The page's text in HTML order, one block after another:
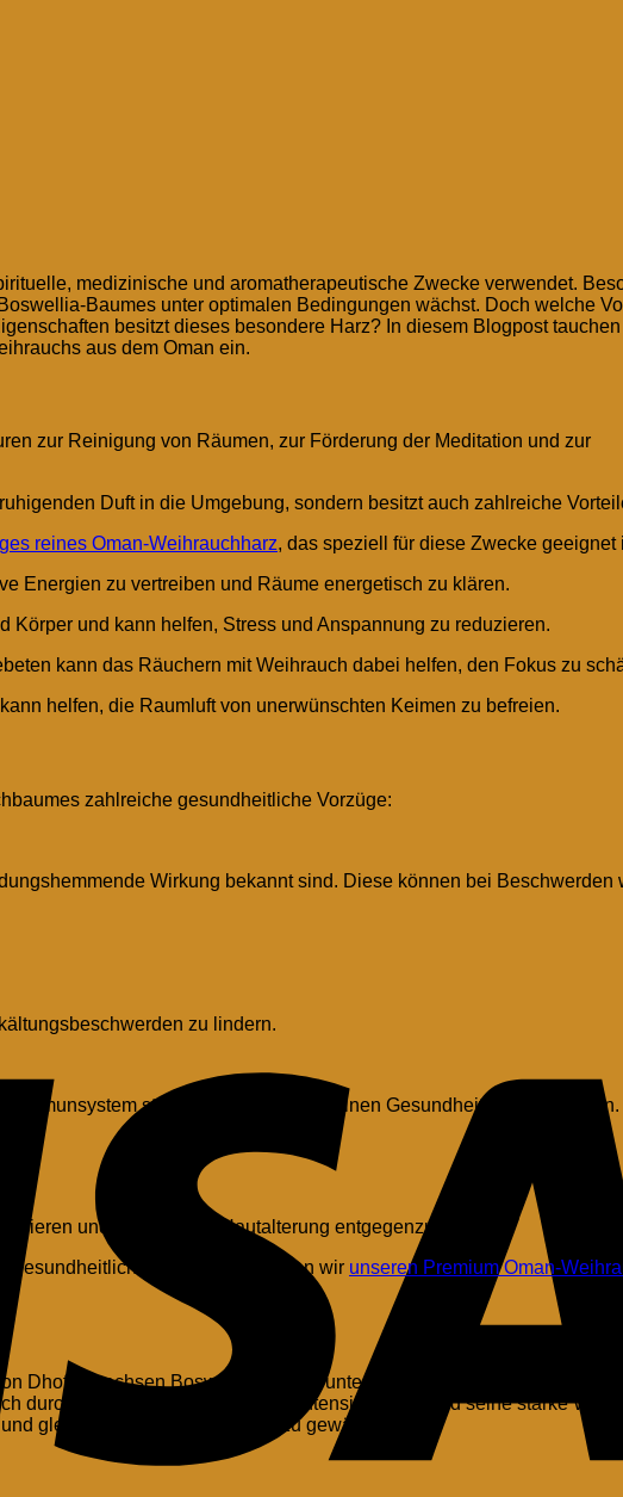
medizinische und aromatherapeutische Zwecke verwendet.
Baumes unter optimalen Bedingungen wächst. Doch welche
besitzt dieses besondere Harz? In diesem Blogpost
aus dem Oman ein.
zur Reinigung von Räumen, zur Förderung der Meditation und zur
Duft in die Umgebung, sondern besitzt auch zahlreiche
reines Oman-Weihrauchharz, das speziell für diese Zwecke geeignet
Energien zu vertreiben und Räume energetisch zu klären.
Körper und kann helfen, Stress und Anspannung zu reduzieren.
kann das Räuchern mit Weihrauch dabei helfen, den Fokus zu
helfen, die Raumluft von unerwünschten Keimen zu befreien.
zahlreiche gesundheitliche Vorzüge:
Wirkung bekannt sind. Diese können bei Beschwerden
zu lindern.
Immunsystem stärken und zur allgemeinen Gesundheit beitragen kann.
und Zeichen der Hautalterung entgegenzuwirken.
gesundheitliche Aspekte empfehlen wir unseren Premium Oman-
Dhofar wachsen Boswellia-Bäume unter idealen klimatischen
durch seinen besonders reinen, intensiven Duft und seine starke
gleichzeitig höchste Qualität zu gewährleisten.